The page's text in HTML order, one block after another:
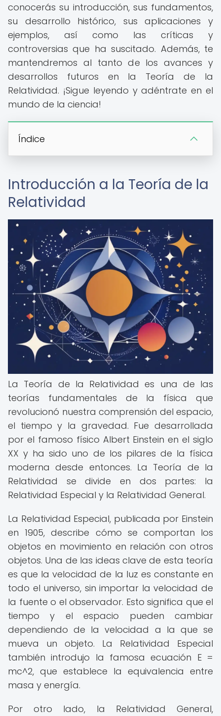
conocerás su introducción, sus fundamentos,
su desarrollo histórico, sus aplicaciones y
ejemplos, así como las críticas y
controversias que ha suscitado. Además, te
mantendremos al tanto de los avances y
desarrollos futuros en la Teoría de la
Relatividad. ¡Sigue leyendo y adéntrate en el
mundo de la ciencia!
Índice
Introducción a la Teoría de la
Relatividad
La Teoría de la Relatividad es una de las
teorías fundamentales de la física que
revolucionó nuestra comprensión del espacio,
el tiempo y la gravedad. Fue desarrollada
por el famoso físico Albert Einstein en el siglo
XX y ha sido uno de los pilares de la física
moderna desde entonces. La Teoría de la
Relatividad se divide en dos partes: la
Relatividad Especial y la Relatividad General.
La Relatividad Especial, publicada por Einstein
en 1905, describe cómo se comportan los
objetos en movimiento en relación con otros
objetos. Una de las ideas clave de esta teoría
es que la velocidad de la luz es constante en
todo el universo, sin importar la velocidad de
la fuente o el observador. Esto significa que el
tiempo y el espacio pueden cambiar
dependiendo de la velocidad a la que se
mueva un objeto. La Relatividad Especial
también introdujo la famosa ecuación E =
mc^2, que establece la equivalencia entre
masa y energía.
Por otro lado, la Relatividad General,